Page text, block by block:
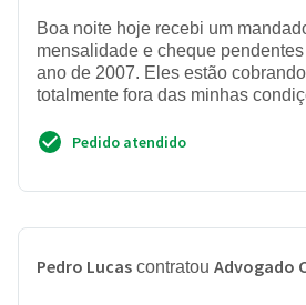
Boa noite hoje recebi um
mensalidade e cheque
ano de 2007. Eles estão
totalmente fora das minhas
Pedido atendido
Pedro Lucas contratou Advogado